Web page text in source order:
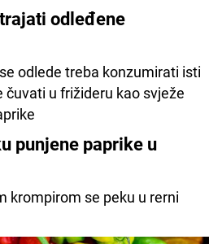
odleđene
odlede treba konzumirati isti
čuvati u frižideru kao svježe
punjene paprike u
krompirom se peku u rerni